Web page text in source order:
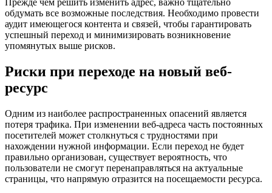
обдумать все возможные последствия. Необходимо провести
аудит имеющегося контента и связей, чтобы гарантировать
успешный переход и минимизировать возникновение
упомянутых выше рисков.
Риски при переходе на новый веб-
ресурс
Одним из наиболее распространенных опасений является
потеря трафика. При изменении веб-адреса часть постоянных
посетителей может столкнуться с трудностями при
нахождении нужной информации. Если переход не будет
правильно организован, существует вероятность, что
пользователи не смогут перенаправляться на актуальные
страницы, что напрямую отразится на посещаемости ресурса.